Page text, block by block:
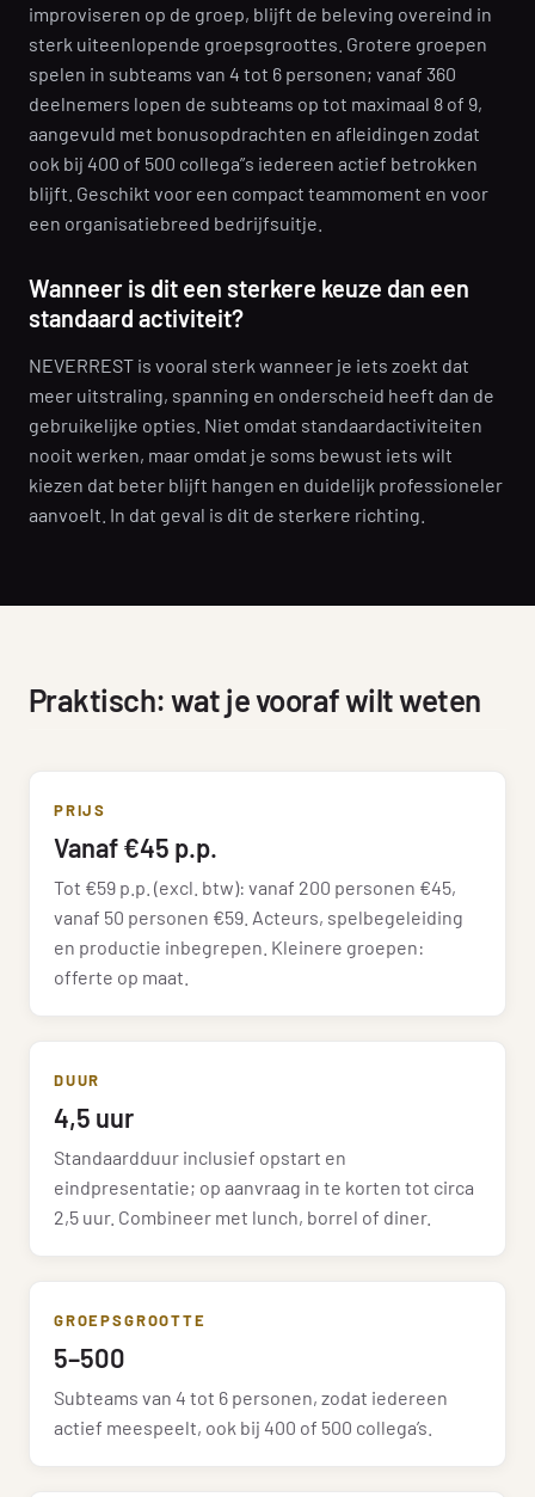
improviseren op de groep, blijft de beleving overeind in
sterk uiteenlopende groepsgroottes. Grotere groepen
spelen in subteams van 4 tot 6 personen; vanaf 360
deelnemers lopen de subteams op tot maximaal 8 of 9,
aangevuld met bonusopdrachten en afleidingen zodat
ook bij 400 of 500 collega”s iedereen actief betrokken
blijft. Geschikt voor een compact teammoment en voor
een organisatiebreed bedrijfsuitje.
Wanneer is dit een sterkere keuze dan een
standaard activiteit?
NEVERREST is vooral sterk wanneer je iets zoekt dat
meer uitstraling, spanning en onderscheid heeft dan de
gebruikelijke opties. Niet omdat standaardactiviteiten
nooit werken, maar omdat je soms bewust iets wilt
kiezen dat beter blijft hangen en duidelijk professioneler
aanvoelt. In dat geval is dit de sterkere richting.
Praktisch: wat je vooraf wilt weten
PRIJS
Vanaf €45 p.p.
Tot €59 p.p. (excl. btw): vanaf 200 personen €45,
vanaf 50 personen €59. Acteurs, spelbegeleiding
en productie inbegrepen. Kleinere groepen:
offerte op maat.
DUUR
4,5 uur
Standaardduur inclusief opstart en
eindpresentatie; op aanvraag in te korten tot circa
2,5 uur. Combineer met lunch, borrel of diner.
GROEPSGROOTTE
5–500
Subteams van 4 tot 6 personen, zodat iedereen
actief meespeelt, ook bij 400 of 500 collega’s.